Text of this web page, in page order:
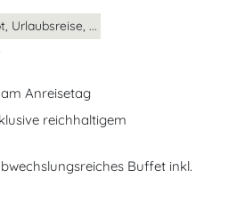
Urlaubsreise, ...
Anreisetag
reichhaltigem
Buffet inkl.